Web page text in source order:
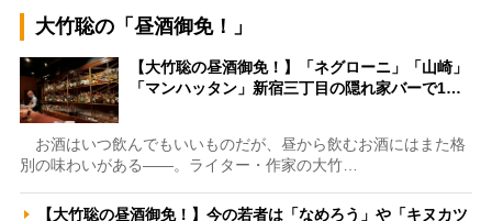
大竹聡の「昼酒御免！」
【大竹聡の昼酒御免！】「ネグローニ」「山崎」
「マンハッタン」新宿三丁目の隠れ家バーで1…
お酒はいつ飲んでもいいものだが、昼から飲むお酒にはまた格
別の味わいがある――。ライター・作家の大竹…
【大竹聡の昼酒御免！】今の若者は「なめろう」や「キヌカツ